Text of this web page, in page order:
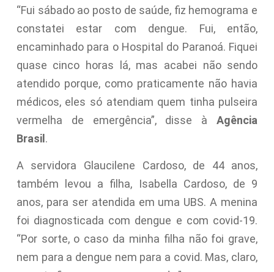
“Fui sábado ao posto de saúde, fiz hemograma e
constatei estar com dengue. Fui, então,
encaminhado para o Hospital do Paranoá. Fiquei
quase cinco horas lá, mas acabei não sendo
atendido porque, como praticamente não havia
médicos, eles só atendiam quem tinha pulseira
vermelha de emergência”, disse àAgência
Brasil .
A servidora Glaucilene Cardoso, de 44 anos,
também levou a filha, Isabella Cardoso, de 9
anos, para ser atendida em uma UBS. A menina
foi diagnosticada com dengue e com covid-19.
“Por sorte, o caso da minha filha não foi grave,
nem para a dengue nem para a covid. Mas, claro,